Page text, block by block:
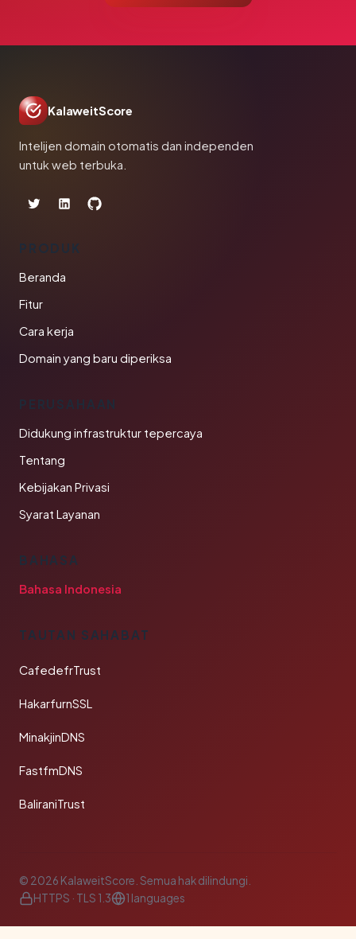
KalaweitScore
Intelijen domain otomatis dan independen
untuk web terbuka.
PRODUK
Beranda
Fitur
Cara kerja
Domain yang baru diperiksa
PERUSAHAAN
Didukung infrastruktur tepercaya
Tentang
Kebijakan Privasi
Syarat Layanan
BAHASA
Bahasa Indonesia
TAUTAN SAHABAT
CafedefrTrust
HakarfurnSSL
MinakjinDNS
FastfmDNS
BaliraniTrust
© 2026 KalaweitScore. Semua hak dilindungi.
HTTPS · TLS 1.3
1 languages